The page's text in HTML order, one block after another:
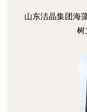
山东洁晶集团海
树